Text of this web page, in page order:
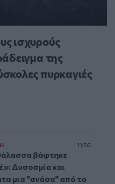
ισχυρούς
της
πυρκαγιές
11:56
βάφτηκε
Δυσοσμία και
μια "ανάσα" από το